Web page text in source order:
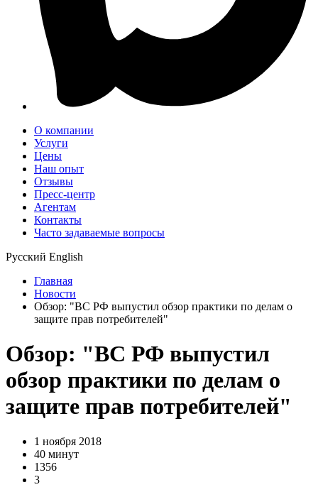
О компании
Услуги
Цены
Наш опыт
Отзывы
Пресс-центр
Агентам
Контакты
Часто задаваемые вопросы
Русский English
Главная
Новости
Обзор: "ВС РФ выпустил обзор практики по делам о
защите прав потребителей"
Обзор: "ВС РФ выпустил
обзор практики по делам о
защите прав потребителей"
1 ноября 2018
40 минут
1356
3